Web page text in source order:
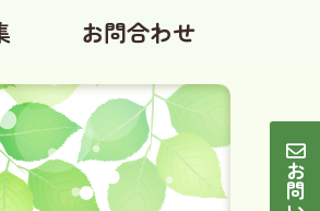
お問合わせ